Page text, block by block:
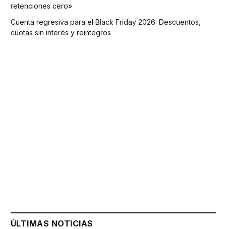
retenciones cero»
Cuenta regresiva para el Black Friday 2026: Descuentos,
cuotas sin interés y reintegros
ÚLTIMAS NOTICIAS